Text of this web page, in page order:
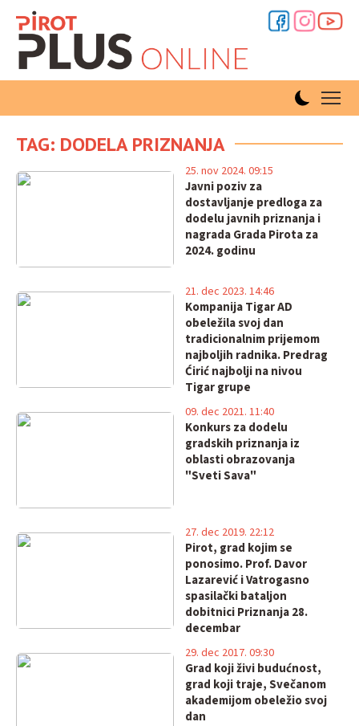
TAG: DODELA PRIZNANJA
Javni poziv za
dostavljanje predloga za
dodelu javnih priznanja i
nagrada Grada Pirota za
2024. godinu
25. nov 2024. 09:15
Kompanija Tigar AD
obeležila svoj dan
tradicionalnim prijemom
najboljih radnika. Predrag
Ćirić najbolji na nivou
Tigar grupe
21. dec 2023. 14:46
Konkurs za dodelu
gradskih priznanja iz
oblasti obrazovanja
"Sveti Sava"
09. dec 2021. 11:40
Pirot, grad kojim se
ponosimo. Prof. Davor
Lazarević i Vatrogasno
spasilački bataljon
dobitnici Priznanja 28.
decembar
27. dec 2019. 22:12
Grad koji živi budućnost,
grad koji traje, Svečanom
akademijom obeležio svoj
dan
29. dec 2017. 09:30